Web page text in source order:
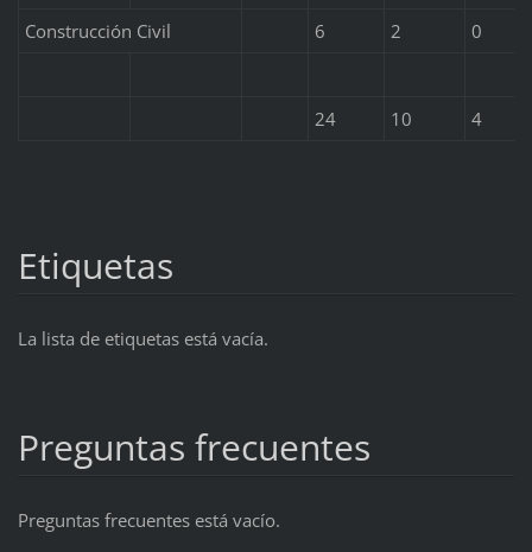
Construcción Civil 6 2 0
24 10 4
Etiquetas
La lista de etiquetas está vacía.
Preguntas frecuentes
Preguntas frecuentes está vacío.